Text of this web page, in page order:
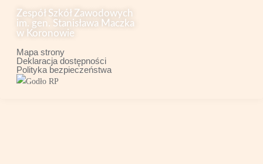
Zespół Szkół Zawodowych
im. gen. Stanisława Maczka
w Koronowie
Mapa strony
Deklaracja dostępności
Polityka bezpieczeństwa